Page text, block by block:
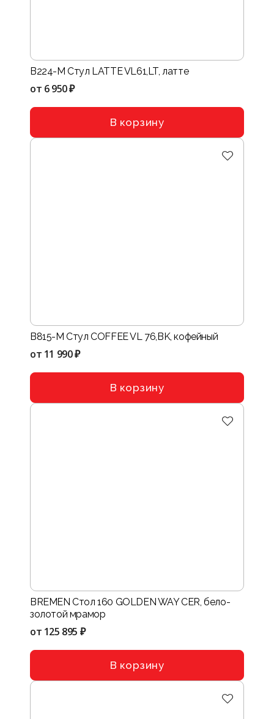
B224-M Стул LATTE VL61,LT, латте
от 6 950 ₽
В корзину
B815-M Стул COFFEE VL 76,BK, кофейный
от 11 990 ₽
В корзину
BREMEN Стол 160 GOLDEN WAY CER, бело-
золотой мрамор
от 125 895 ₽
В корзину